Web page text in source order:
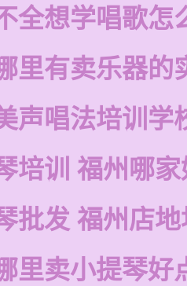
全想学唱歌怎
里有卖乐器的
声唱法培训学
培训 福州哪
批发 福州店
里卖小提琴好